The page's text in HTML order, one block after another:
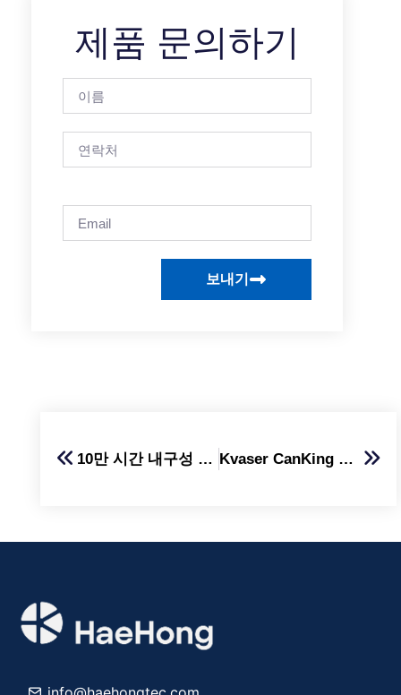
제품 문의하기
보내기
10만 시간 내구성 테스트 성공 │ Kvaser CAN FD 아우디 사례 Kvaser CanKing 7 출시 │ 간편한 CAN 버스 진단 소프트웨어